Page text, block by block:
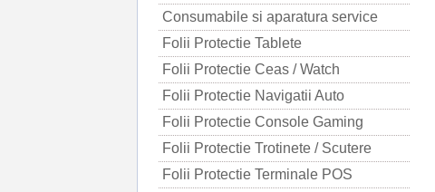
Consumabile si aparatura service
Folii Protectie Tablete
Folii Protectie Ceas / Watch
Folii Protectie Navigatii Auto
Folii Protectie Console Gaming
Folii Protectie Trotinete / Scutere
Folii Protectie Terminale POS